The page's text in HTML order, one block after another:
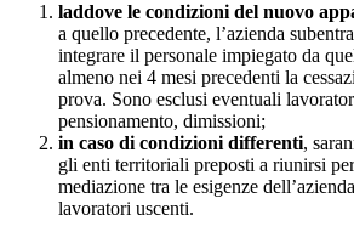
laddove le condizioni del nuovo
a quello precedente, l’azienda
integrare il personale impiegato da
almeno nei 4 mesi precedenti la
prova. Sono esclusi eventuali
pensionamento, dimissioni;
in caso di condizioni differenti,
gli enti territoriali preposti a riunirsi
mediazione tra le esigenze
lavoratori uscenti.